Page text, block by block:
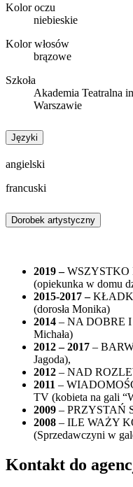
Kolor oczu
niebieskie
Kolor włosów
brązowe
Szkoła
Akademia Teatralna
Warszawie
Języki
angielski
francuski
Dorobek artystyczny
2019 –WSZYSTKO
(opiekunka w domu
2015-2017 –
(dorosła Monika)
2014 – NA DOBRE I
Michała)
2012 – 2017 –
Jagoda),
2012 – NAD
2011 –
TV (kobieta na gali
2009 – PRZYSTAŃ
2008 – ILE WAŻY
(Sprzedawczyni w
Kontakt do